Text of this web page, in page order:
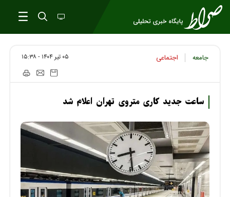
جامعه اجتماعی ۰۵ تير ۱۴۰۴ - ۱۵:۳۸
ساعت جدید کاری متروی تهران اعلام شد